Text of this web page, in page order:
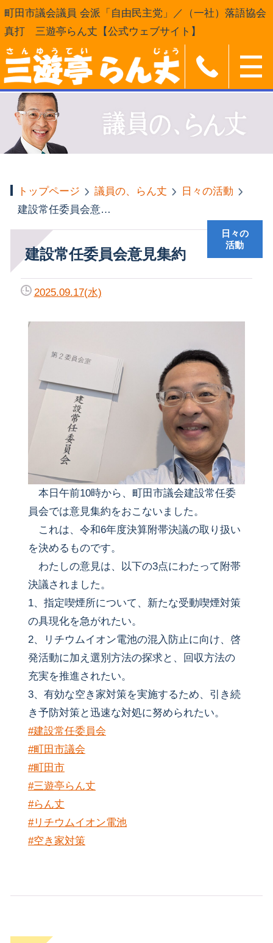
町田市議会議員 会派「自由民主党」／（一社）落語協会
真打 三遊亭らん丈【公式ウェブサイト】
トップページ 議員の、らん丈
日々の活動
建設常任委員会意見集約
建設常任委員会意見集約
日々の
活動
2025.09.17(水)
本日午前10時から、町田市議会建設常任委
員会では意見集約をおこないました。
これは、令和6年度決算附帯決議の取り扱い
を決めるものです。
わたしの意見は、以下の3点にわたって附帯
決議されました。
1、指定喫煙所について、新たな受動喫煙対策
の具現化を急がれたい。
2、リチウムイオン電池の混入防止に向け、啓
発活動に加え選別方法の探求と、回収方法の
充実を推進されたい。
3、有効な空き家対策を実施するため、引き続
き予防対策と迅速な対処に努められたい。
#建設常任委員会
#町田市議会
#町田市
#三遊亭らん丈
#らん丈
#リチウムイオン電池
#空き家対策